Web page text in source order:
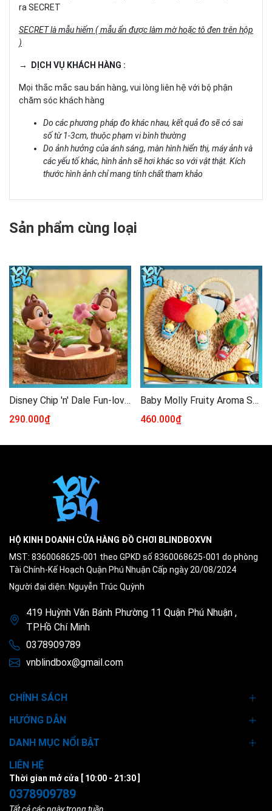
ra SECRET
SECRET là mẫu hiếm ( mẫu ẩn được làm mờ hoặc tô đen trên hộp
)
→ DỊCH VỤ KHÁCH HÀNG :
Mọi thắc mắc sau bán hàng, vui lòng liên hệ với bộ phận
chăm sóc khách hàng
Do các phương pháp đo khác nhau, kết quả đo sẽ có sai
số từ 1-3cm, thuộc phạm vi bình thường
Do ảnh hưởng của ánh sáng, màn hình hiển thị, máy ảnh và
các yếu tố khác, hình ảnh sẽ hơi khác so với vật thật. Kích
thước hình ảnh chỉ mang tính chất tham khảo
Sản phẩm cùng loại
Disney Chip 'n' Dale Fun-loving Brothers Series Figure
290.000₫
Baby Molly Fruity Aroma Series - Sachet Pendant Blind Box
460.000₫
HỘ KINH DOANH CỬA HÀNG ĐỒ CHƠI BLINDBOXVN
MST: 8360068625-001 theo GPKD số 8360068625-001 do phòng
Tài Chính-Kế Hoạch Quận Phú Nhuận Cấp ngày 20/08/2024
Người đại diện: Nguyễn Trúc Quỳnh
419 Huỳnh Văn Bánh Phường 11 Quận Phú Nhuận ,
TP.Hồ Chí Minh
0378909789
vnblindbox@gmail.com
CHÍNH SÁCH
HƯỚNG DẪN
DANH MỤC NỔI BẬT
LIÊN HỆ
Thời gian mở cửa [ 10:00 - 21:30 ]
0378909789
Tất cả các ngày trong tuần